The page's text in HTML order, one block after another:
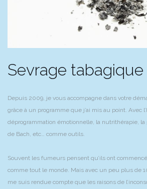
Sevrage tabagique
Depuis 2009, je vous accompagne dans votre
grâce à un programme que j’ai mis au point. Avec
déprogrammation émotionnelle, la nutrithérapie,
de Bach, etc… comme outils.
Souvent les fumeurs pensent qu’ils ont
comme tout le monde. Mais avec un peu plus de
me suis rendue compte que les raisons de